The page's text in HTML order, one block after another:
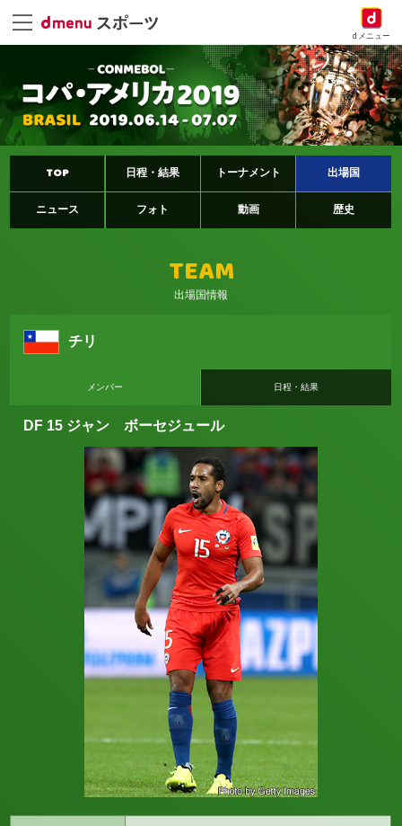
dメニュー
TOP 日程・結果 トーナメント 出場国
ニュース フォト 動画 歴史
TEAM
出場国情報
チリ
メンバー 日程・結果
DF 15 ジャン ボーセジュール